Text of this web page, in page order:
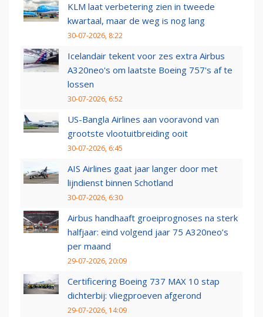
KLM laat verbetering zien in tweede
kwartaal, maar de weg is nog lang
30-07-2026, 8:22
Icelandair tekent voor zes extra Airbus
A320neo's om laatste Boeing 757's af te
lossen
30-07-2026, 6:52
US-Bangla Airlines aan vooravond van
grootste vlootuitbreiding ooit
30-07-2026, 6:45
AIS Airlines gaat jaar langer door met
lijndienst binnen Schotland
30-07-2026, 6:30
Airbus handhaaft groeiprognoses na sterk
halfjaar: eind volgend jaar 75 A320neo’s
per maand
29-07-2026, 20:09
Certificering Boeing 737 MAX 10 stap
dichterbij: vliegproeven afgerond
29-07-2026, 14:09